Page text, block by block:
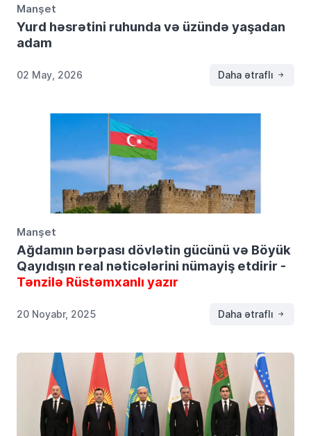
Manşet
Yurd həsrətini ruhunda və üzündə yaşadan
adam
02 May, 2026 Daha ətraflı
Manşet
Ağdamın bərpası dövlətin gücünü və Böyük
Qayıdışın real nəticələrini nümayiş etdirir -
Tənzilə Rüstəmxanlı yazır
20 Noyabr, 2025 Daha ətraflı